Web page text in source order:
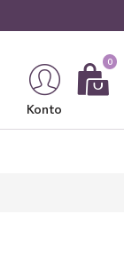
Konto
0